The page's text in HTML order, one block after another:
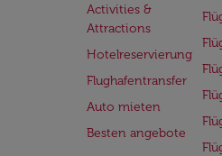
Activities &
Attractions
Hotelreservierung
Flughafentransfer
Auto mieten
Besten angebote